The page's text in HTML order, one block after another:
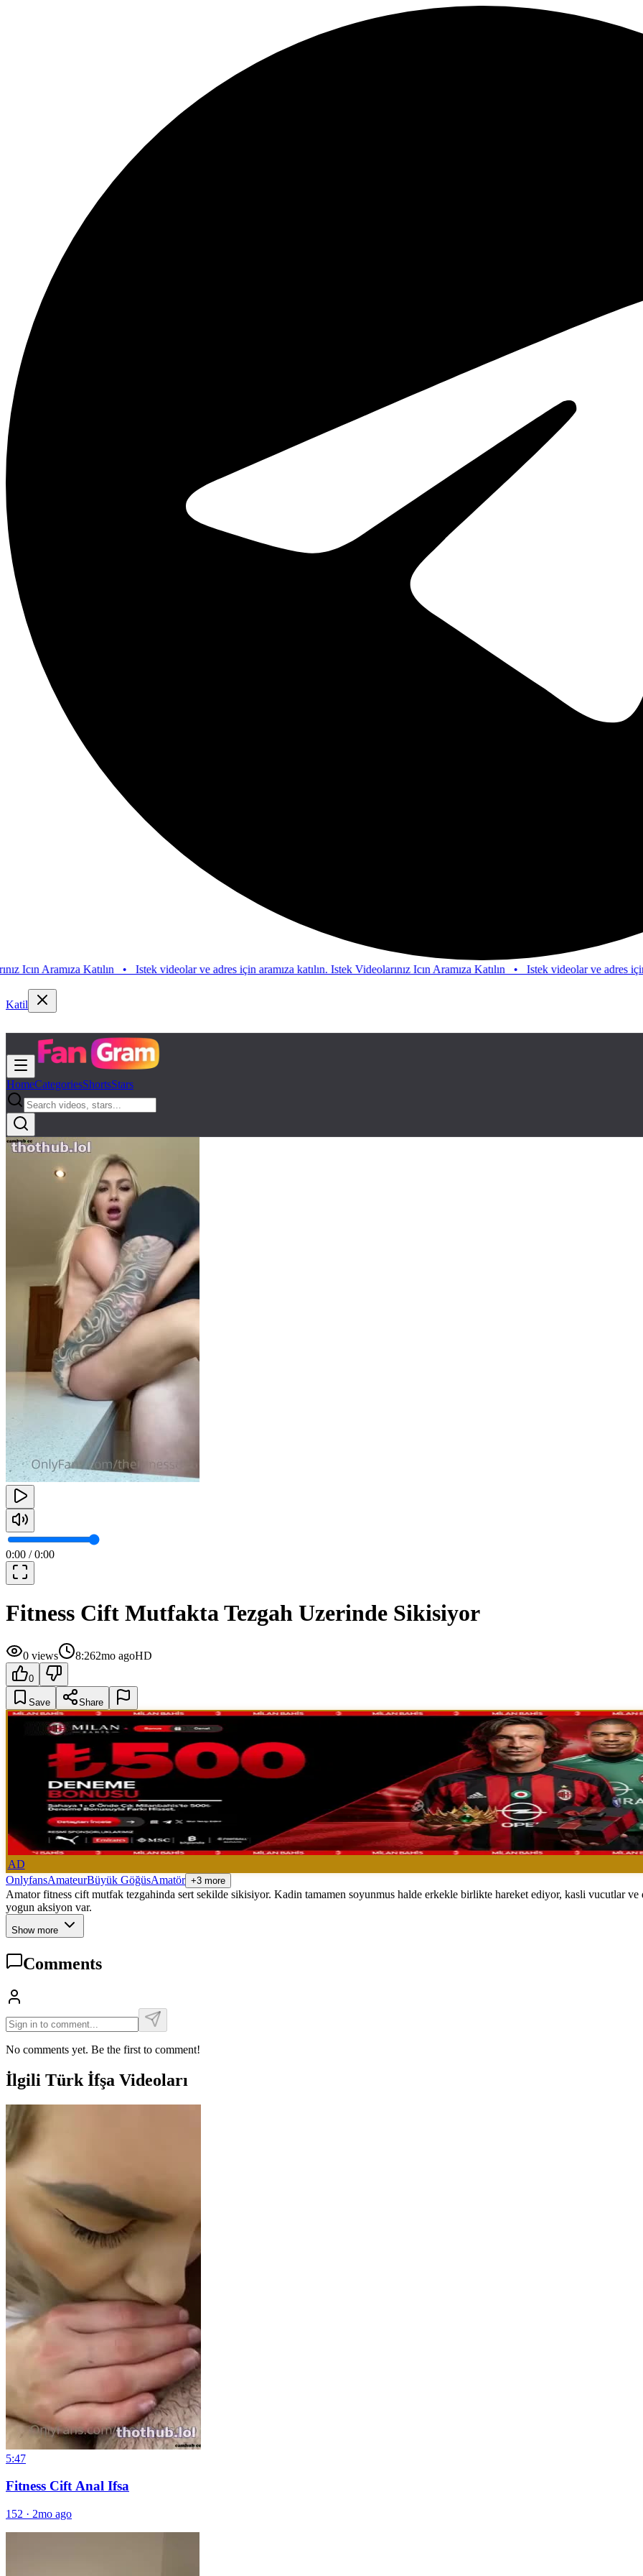
Katılın•Istek videolar ve adres için aramıza katılın. Istek Videolarınız Icın Aramıza Katılın•Istek videolar ve adres için
Katil
HomeCategoriesShortsStars
0:00 /0:00
Fitness Cift Mutfakta Tezgah Uzerinde Sikisiyor
0 views 8:262mo agoHD
0
Save Share
AD
OnlyfansAmateurBüyük GöğüsAmatör +3 more
Amator fitness cift mutfak tezgahinda sert sekilde sikisiyor. Kadin tamamen soyunmus halde erkekle birlikte hareket ediyor, kasli vucutlar
yogun aksiyon var.
Show more
Comments
No comments yet. Be the first to comment!
İlgili Türk İfşa Videoları
5:47
Fitness Cift Anal Ifsa
152 · 2mo ago